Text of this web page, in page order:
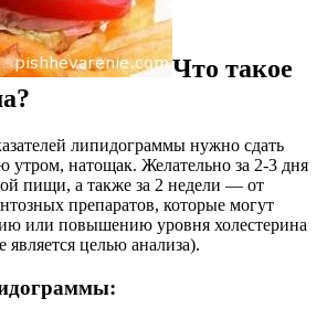
Что такое
липидограммы нужно сдать
утром, натощак. Желательно за 2-3 дня
пищи, а также за 2 недели — от
препаратов, которые могут
или повышению уровня холестерина
является целью анализа).